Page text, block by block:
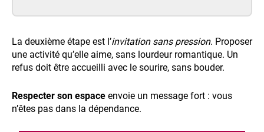
La deuxième étape est l’invitation sans pression. Proposer
une activité qu’elle aime, sans lourdeur romantique. Un
refus doit être accueilli avec le sourire, sans bouder.
Respecter son espace envoie un message fort : vous
n’êtes pas dans la dépendance.